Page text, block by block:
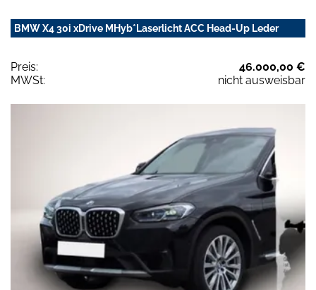
BMW X4 30i xDrive MHyb*Laserlicht ACC Head-Up Leder
Preis:
46.000,00 €
MWSt:
nicht ausweisbar